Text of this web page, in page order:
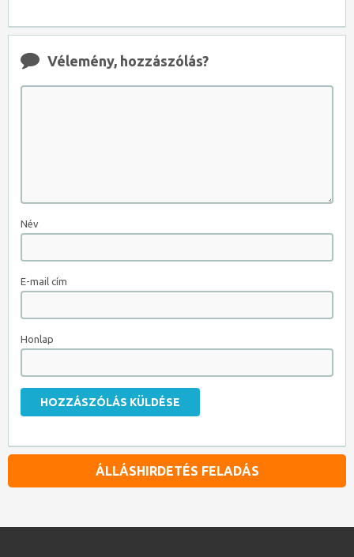
Vélemény, hozzászólás?
Név
E-mail cím
Honlap
ÁLLÁSHIRDETÉS FELADÁS